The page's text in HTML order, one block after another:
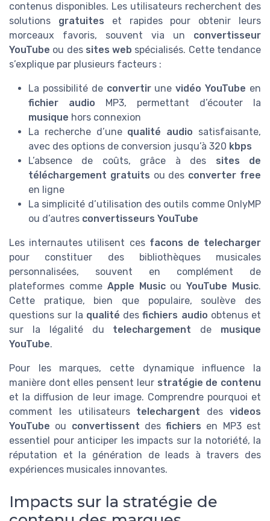
contenus disponibles. Les utilisateurs recherchent des
solutions gratuites et rapides pour obtenir leurs
morceaux favoris, souvent via un convertisseur
YouTube ou des sites web spécialisés. Cette tendance
s’explique par plusieurs facteurs :
La possibilité de convertirunevidéo YouTube en
fichier audio MP3, permettant d’écouter la
musique hors connexion
La recherche d’une qualité audio satisfaisante,
avec des options de conversion jusqu’à 320 kbps
L’absence de coûts, grâce à des sites de
téléchargement gratuits ou des converter free
en ligne
La simplicité d’utilisation des outils comme OnlyMP
ou d’autres convertisseurs YouTube
Les internautes utilisent ces facons de telecharger
pour constituer des bibliothèques musicales
personnalisées, souvent en complément de
plateformes comme Apple MusicouYouTube Music.
Cette pratique, bien que populaire, soulève des
questions sur la qualité desfichiers audio obtenus et
sur la légalité du telechargement de musique
YouTube.
Pour les marques, cette dynamique influence la
manière dont elles pensent leur stratégie de contenu
et la diffusion de leur image. Comprendre pourquoi et
comment les utilisateurs telechargent desvideos
YouTube ou convertissent desfichiers en MP3 est
essentiel pour anticiper les impacts sur la notoriété, la
réputation et la génération de leads à travers des
expériences musicales innovantes.
Impacts sur la stratégie de